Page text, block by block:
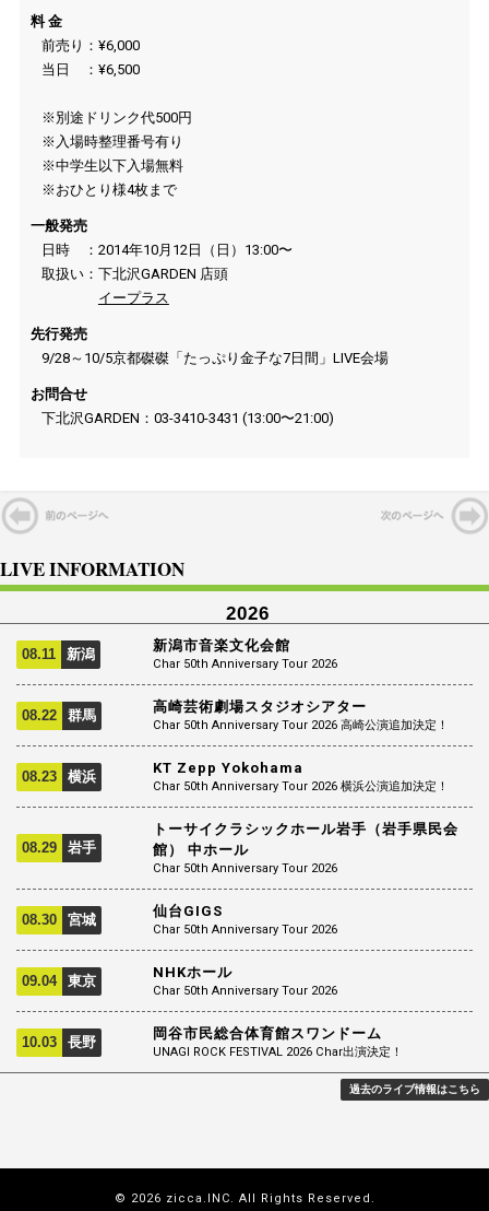
料 金
前売り：¥6,000
当日 ：¥6,500
※別途ドリンク代500円
※入場時整理番号有り
※中学生以下入場無料
※おひとり様4枚まで
一般発売
日時 ：2014年10月12日（日）13:00〜
取扱い：下北沢GARDEN 店頭
イープラス
先行発売
9/28～10/5京都磔磔「たっぷり金子な7日間」LIVE会場
お問合せ
下北沢GARDEN：03-3410-3431 (13:00〜21:00)
LIVE INFORMATION
2026
08.11 新潟 新潟市音楽文化会館
Char 50th Anniversary Tour 2026
08.22 群馬 高崎芸術劇場スタジオシアター
Char 50th Anniversary Tour 2026 高崎公演追加決定！
08.23 横浜 KT Zepp Yokohama
Char 50th Anniversary Tour 2026 横浜公演追加決定！
08.29 岩手
トーサイクラシックホール岩手（岩手県民会
館） 中ホール
Char 50th Anniversary Tour 2026
08.30 宮城 仙台GIGS
Char 50th Anniversary Tour 2026
09.04 東京 NHKホール
Char 50th Anniversary Tour 2026
10.03 長野 岡谷市民総合体育館スワンドーム
UNAGI ROCK FESTIVAL 2026 Char出演決定！
過去のライブ情報はこちら
© 2026 zicca.INC. All Rights Reserved.